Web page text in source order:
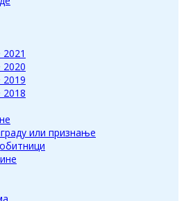
2021
2020
2019
2018
или признање